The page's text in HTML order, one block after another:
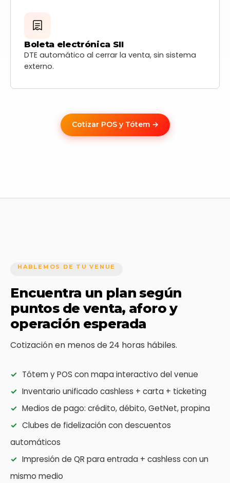
Boleta electrónica SII
DTE automático al cerrar la venta, sin sistema
externo.
Cotizar POS y Tótem →
HABLEMOS DE TU VENUE
Encuentra un plan según
puntos de venta, aforo y
operación esperada
Cotización en menos de 24 horas hábiles.
✓ Tótem y POS con mapa interactivo del venue
✓ Inventario unificado cashless + carta + ticketing
✓ Medios de pago: crédito, débito, GetNet, propina
✓ Clubes de fidelización con descuentos
automáticos
✓ Impresión de QR para entrada + cashless con un
mismo medio